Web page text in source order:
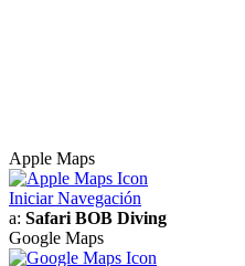
Apple Maps
Iniciar Navegación
a: Safari BOB Diving
Google Maps